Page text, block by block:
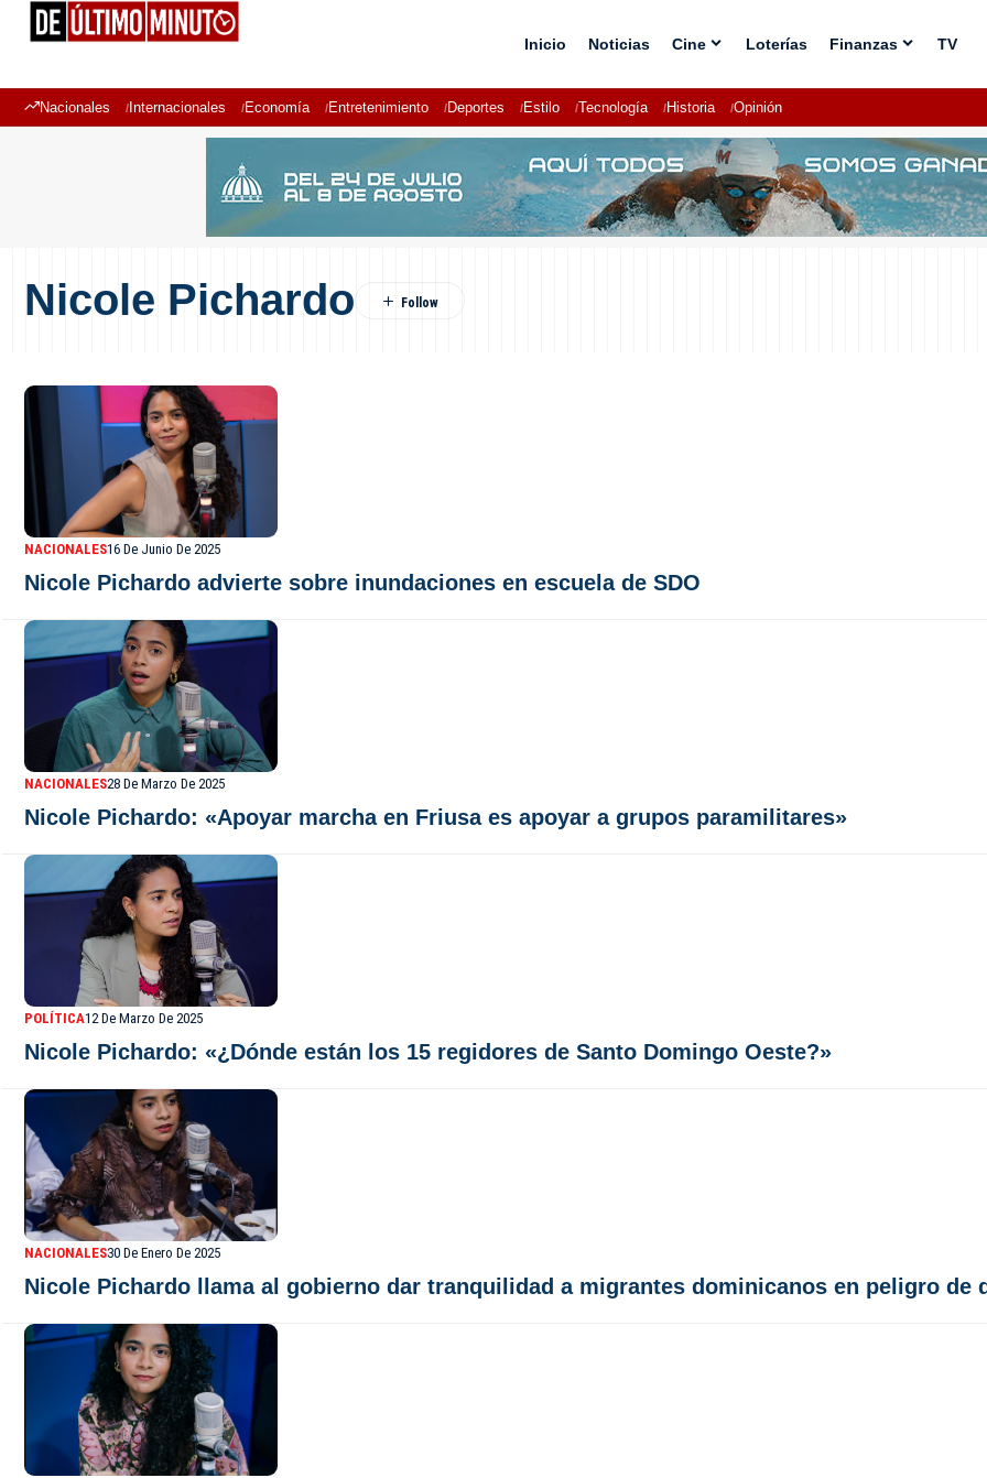
Inicio Noticias Cine Loterías Finanzas TV
Nacionales Internacionales Economía Entretenimiento Deportes Estilo Tecnología Historia Opinión
Nicole Pichardo
NACIONALES16 De Junio De 2025
Nicole Pichardo advierte sobre inundaciones en escuela de SDO
NACIONALES28 De Marzo De 2025
Nicole Pichardo: «Apoyar marcha en Friusa es apoyar a grupos paramilitares»
POLÍTICA12 De Marzo De 2025
Nicole Pichardo: «¿Dónde están los 15 regidores de Santo Domingo Oeste?»
NACIONALES30 De Enero De 2025
Nicole Pichardo llama al gobierno dar tranquilidad a migrantes dominicanos en peligro de